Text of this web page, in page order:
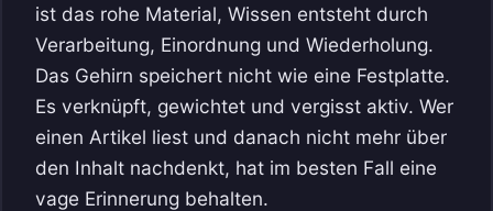
ist das rohe Material, Wissen entsteht durch
Verarbeitung, Einordnung und Wiederholung.
Das Gehirn speichert nicht wie eine Festplatte.
Es verknüpft, gewichtet und vergisst aktiv. Wer
einen Artikel liest und danach nicht mehr über
den Inhalt nachdenkt, hat im besten Fall eine
vage Erinnerung behalten.